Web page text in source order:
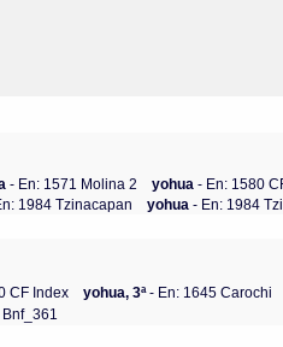
- En: 1571 Molina 2 yohua- En: 1580
1984 Tzinacapan yohua- En: 1984
CF Index yohua, 3ª- En: 1645 Carochi